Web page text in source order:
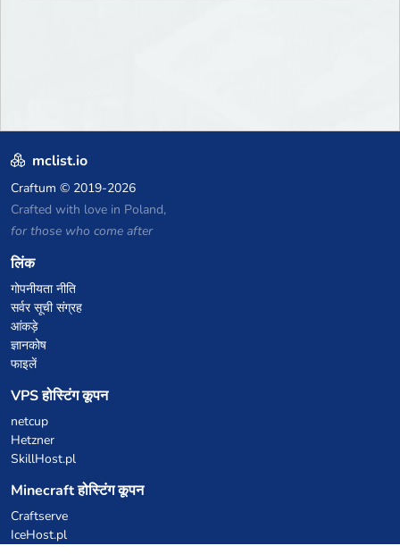
mclist.io
Craftum © 2019-2026
Crafted with love in Poland,
for those who come after
लिंक
गोपनीयता नीति
सर्वर सूची संग्रह
आंकड़े
ज्ञानकोष
फाइलें
VPS होस्टिंग कूपन
netcup
Hetzner
SkillHost.pl
Minecraft होस्टिंग कूपन
Craftserve
IceHost.pl